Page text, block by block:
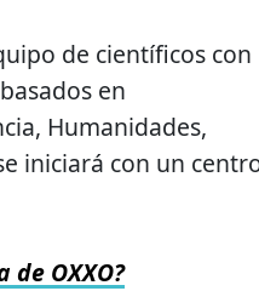
de científicos con
​​en
Humanidades,
iniciará con un
OXXO?